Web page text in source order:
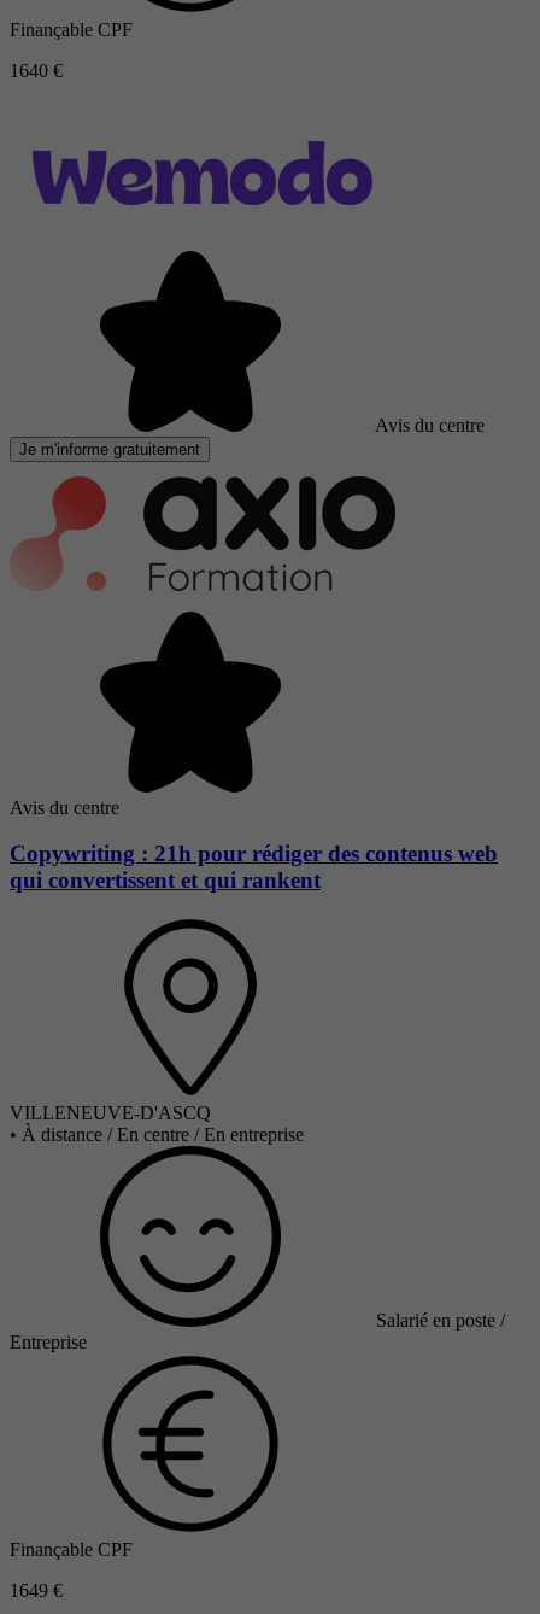
Finançable CPF
1640 €
Avis du centre
Je m'informe gratuitement
Avis du centre
Copywriting : 21h pour rédiger des contenus web
qui convertissent et qui rankent
VILLENEUVE-D'ASCQ
• À distance / En centre / En entreprise
Salarié en poste /
Entreprise
Finançable CPF
1649 €